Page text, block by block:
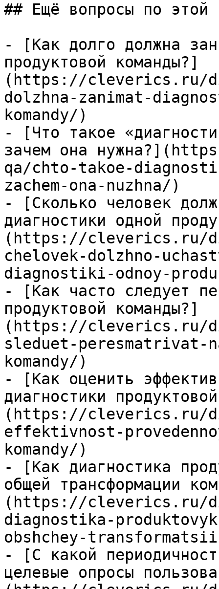
## Ещё вопросы по этой
- [Как долго должна
продуктовой команды?]
(https://cleverics.ru/
dolzhna-zanimat-
komandy/)
- [Что такое
зачем она
qa/chto-takoe-
zachem-ona-nuzhna/)
- [Сколько человек
диагностики одной
(https://cleverics.ru/
chelovek-dolzhno-
diagnostiki-odnoy-
- [Как часто следует
продуктовой команды?]
(https://cleverics.ru/
sleduet-peresmatrivat-
komandy/)
- [Как оценить
диагностики
(https://cleverics.ru/
effektivnost-
komandy/)
- [Как диагностика
общей трансформации
(https://cleverics.ru/
diagnostika-
obshchey-
- [С какой
целевые опросы